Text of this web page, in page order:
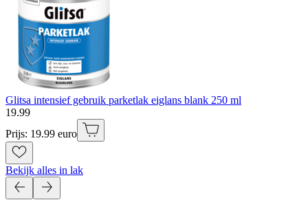
Glitsa intensief gebruik parketlak eiglans blank 250 ml
19.99
Prijs: 19.99 euro
Bekijk alles in lak